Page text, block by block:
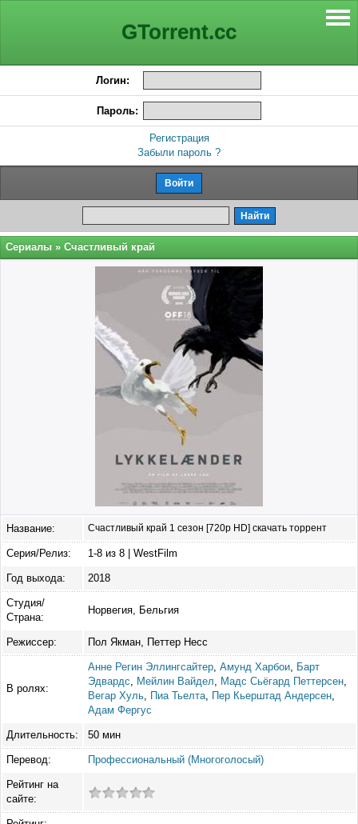
GTorrent.cc
Логин:
Пароль:
Регистрация
Забыли пароль ?
Сериалы » Счастливый край
Название: Счастливый край 1 сезон [720p HD] скачать торрент
Серия/Релиз: 1-8 из 8 | WestFilm
Год выхода: 2018
Студия/
Страна:
Норвегия, Бельгия
Режиссер: Пол Якман, Петтер Несс
В ролях:
Анне Регин Эллингсайтер Амунд Харбои
Барт
Эдвардс
Мейлин Вайдел Мадс Сьёгард Петтерсен
Вегар Хуль
Пиа Тьелта Пер Кьерштад Андерсен
Адам Фергус
Длительность: 50 мин
Перевод: Профессиональный (Многоголосый)
Рейтинг на
сайте: